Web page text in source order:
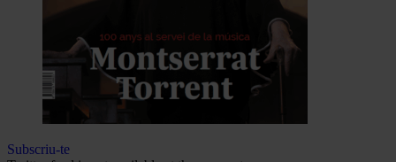
Subscriu-te